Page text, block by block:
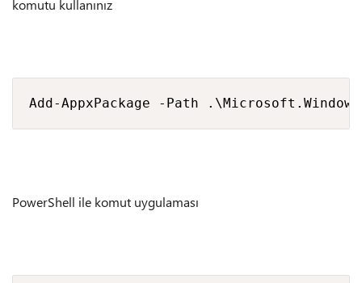
komutu kullanınız
Add-AppxPackage -Path
PowerShell ile komut uygulaması